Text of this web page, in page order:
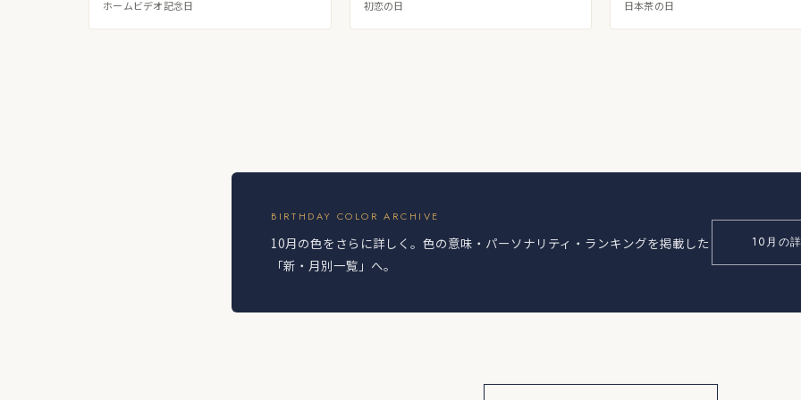
ホームビデオ記念日 初恋の日 日本茶の日
BIRTHDAY COLOR ARCHIVE
10月の色をさらに詳しく。色の意味・パーソナリティ・ランキングを掲載した
「新・月別一覧」へ。
10月の